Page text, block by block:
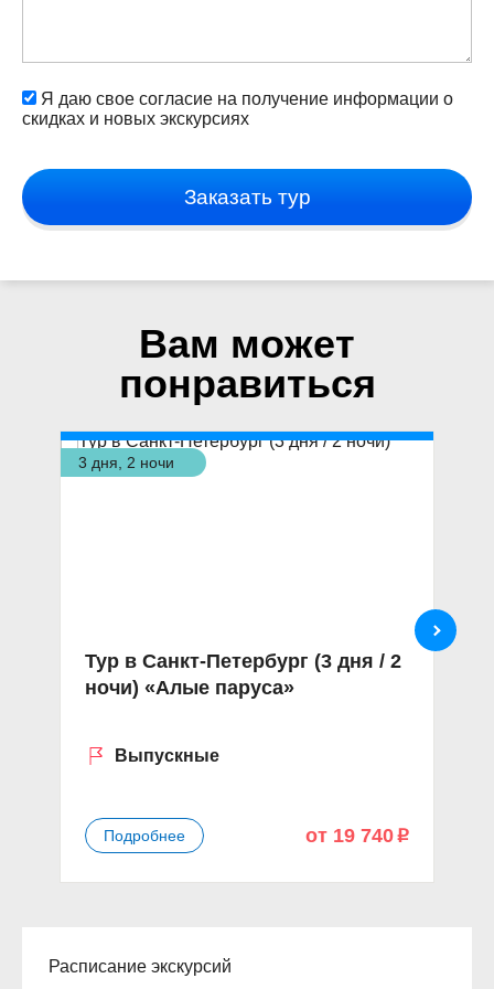
Я даю свое согласие на получение информации о
скидках и новых экскурсиях
Заказать тур
Вам может
понравиться
3 дня, 2 ночи
Тур в Санкт-Петербург (3 дня / 2
ночи) «Алые паруса»
Выпускные
Подробнее от 19 740 p
Расписание экскурсий